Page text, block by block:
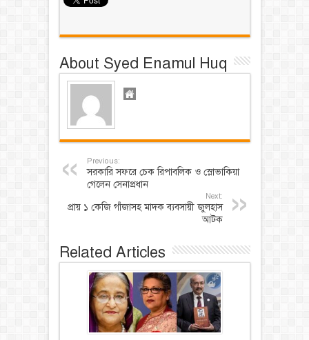
About Syed Enamul Huq
Previous:
সরকারি সফরে চেক রিপাবলিক ও স্লোভাকিয়া
গেলেন সেনাপ্রধান
Next:
প্রায় ১ কেজি গাঁজাসহ মাদক ব্যবসায়ী জুলহাস
আটক
Related Articles